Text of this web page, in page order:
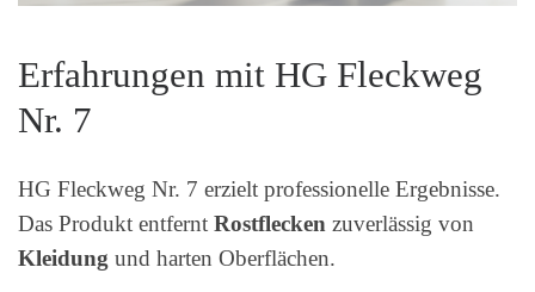
Erfahrungen mit HG Fleckweg
Nr. 7
HG Fleckweg Nr. 7 erzielt professionelle Ergebnisse.
Das Produkt entfernt Rostflecken zuverlässig von
Kleidung und harten Oberflächen.